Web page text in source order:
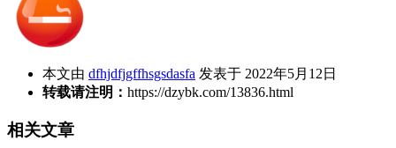
本文由 dfhjdfjgffhsgsdasfa 发表于 2022年5月12日
转载请注明： https://dzybk.com/13836.html
相关文章